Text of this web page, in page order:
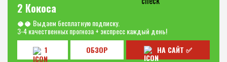
2 Кокоса
🥥🥥 Выдаем бесплатную подписку.
3-4 качественных прогноза + экспресс каждый день!
1
ОБЗОР НА САЙТ ✅